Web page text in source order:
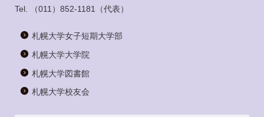
Tel.
（011）852-1181 （代表）
札幌大学女子短期大学部
札幌大学大学院
札幌大学図書館
札幌大学校友会